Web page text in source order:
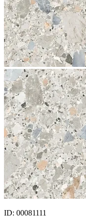
ID: 00081111